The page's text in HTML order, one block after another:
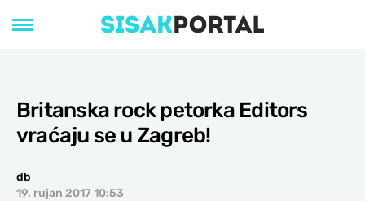
Britanska rock petorka Editors
vraćaju se u Zagreb!
db
19. rujan 2017 10:53